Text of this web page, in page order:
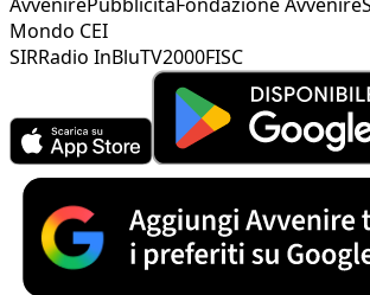
Mondo CEI
SIRRadio InBluTV2000FISC